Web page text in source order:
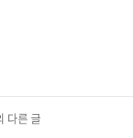
다른 글